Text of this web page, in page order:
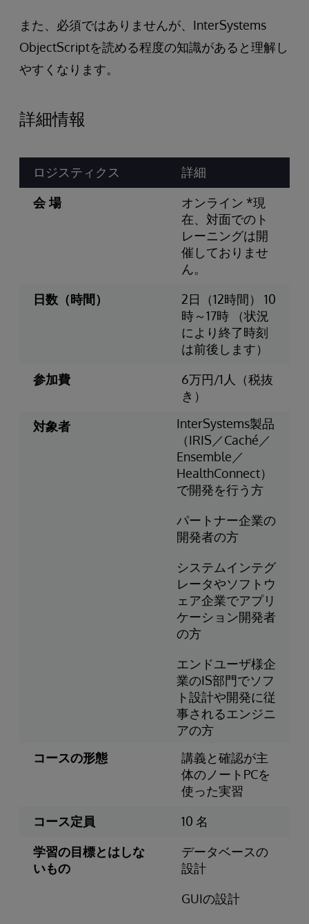
また、必須ではありませんが、InterSystems
ObjectScriptを読める程度の知識があると理解し
やすくなります。
詳細情報
ロジスティクス
詳細
会 場
オンライン *現
在、対面でのト
レーニングは開
催しておりませ
ん。
日数（時間）
2日（12時間） 10
時～17時 （状況
により終了時刻
は前後します）
参加費
6万円/1人（税抜
き）
対象者
InterSystems製品
（IRIS／Caché／
Ensemble／
HealthConnect）
で開発を行う方
パートナー企業の
開発者の方
システムインテグ
レータやソフトウ
ェア企業でアプリ
ケーション開発者
の方
エンドユーザ様企
業のIS部門でソフ
ト設計や開発に従
事されるエンジニ
アの方
コースの形態
講義と確認が主
体のノートPCを
使った実習
コース定員
10 名
学習の目標とはしな
いもの
データベースの
設計
GUIの設計